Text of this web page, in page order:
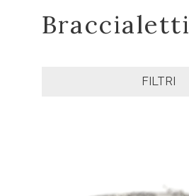
Braccialetti
FILTRI